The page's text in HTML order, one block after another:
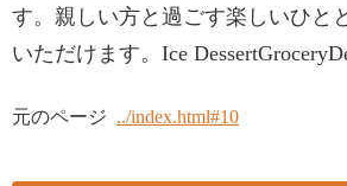
す。親しい方と過ごす楽しいひと
いただけます。Ice
元のページ ../index.html#10